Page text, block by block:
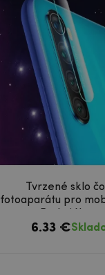
Tvrzené sklo
fotoaparátu pro
6.33 €